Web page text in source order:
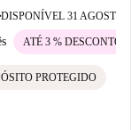
Além disso, a
BonÀrea
■DISPONÍVEL 31 AGOSTO
ATÉ 3 % DESCONTO
PROTEGIDO